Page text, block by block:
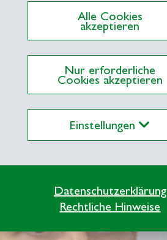
Alle Cookies
akzeptieren
Nur erforderliche
Cookies akzeptieren
Einstellungen
Datenschutzerklärung
Rechtliche Hinweise